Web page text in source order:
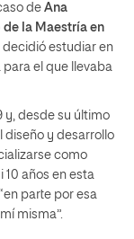
de Ana
la Maestría en
decidió estudiar en
para el que llevaba
y, desde su último
diseño y desarrollo
como
años en esta
parte por esa
misma”.